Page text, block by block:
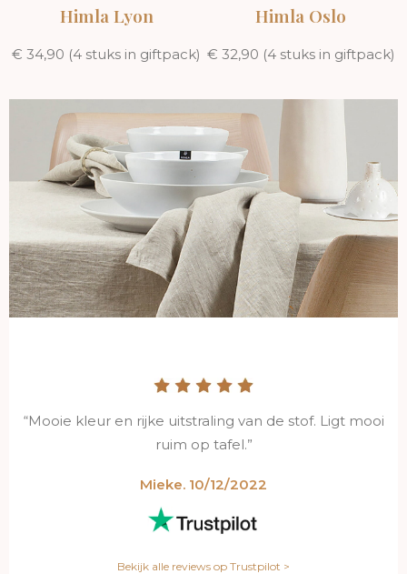
Himla Lyon
€ 34,90 (4 stuks in giftpack)
Himla Oslo
€ 32,90 (4 stuks in giftpack)
“Mooie kleur en rijke uitstraling van de stof. Ligt mooi
ruim op tafel.”
Mieke. 10/12/2022
Bekijk alle reviews op Trustpilot >